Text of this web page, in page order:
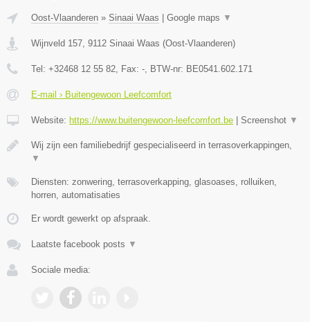
Oost-Vlaanderen » Sinaai Waas | Google maps ▼
Wijnveld 157 9112 Sinaai Waas (Oost-Vlaanderen)
Tel: +32468 12 55 82 , Fax: - , BTW-nr: BE0541.602.171
E-mail › Buitengewoon Leefcomfort
Website: https://www.buitengewoon-leefcomfort.be | Screenshot ▼
Wij zijn een familiebedrijf gespecialiseerd in terrasoverkappingen,
▼
Diensten: zonwering, terrasoverkapping, glasoases, rolluiken,
horren, automatisaties
Er wordt gewerkt op afspraak.
Laatste facebook posts ▼
Sociale media: